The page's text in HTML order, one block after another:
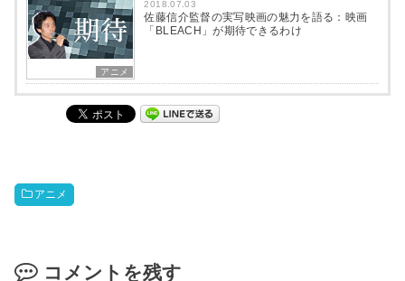
アニメ
2018.07.03
佐藤信介監督の実写映画の魅力を語る：映画
「BLEACH」が期待できるわけ
アニメ
コメントを残す